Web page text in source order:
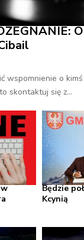
wspomnienie o
skontaktuj się z...
Będzie
Kcynią